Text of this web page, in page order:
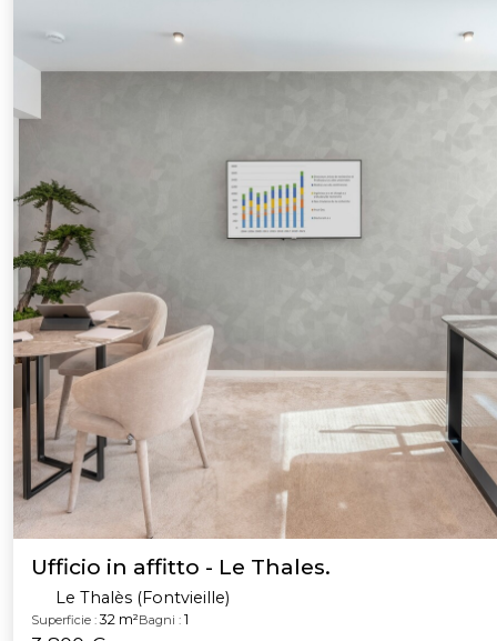
Ufficio in affitto - Le Thales.
Le Thalès (Fontvieille)
Superficie : 32 m²Bagni : 1